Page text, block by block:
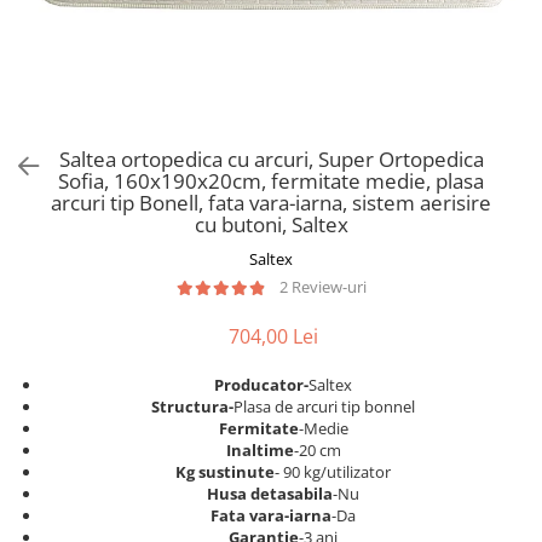
Saltele Pocket
Saltele Memory Pocket
Saltele cu plasa arcuri
Saltele cu spuma poliuretanica
Saltele 140x200
Saltele 160x200
Saltele 180x200
Top saltele
Noptiere
Scaune pentru living
Seturi comode living si vitrine
Etajere Birou
Dulap birou
Birouri
Scaune pentru birou
Scaune pentru vizitatori
Scaune birou copii
Scaune resigilate
Scaune terasa si outdoor
Saltea ortopedica cu arcuri, Super Ortopedica
Sofia, 160x190x20cm, fermitate medie, plasa
arcuri tip Bonell, fata vara-iarna, sistem aerisire
cu butoni, Saltex
Saltex
2 Review-uri
704,00 Lei
Producator-Saltex
Structura-Plasa de arcuri tip bonnel
Fermitate-Medie
Inaltime-20 cm
Kg sustinute- 90 kg/utilizator
Husa detasabila-Nu
Fata vara-iarna-Da
Garantie-3 ani